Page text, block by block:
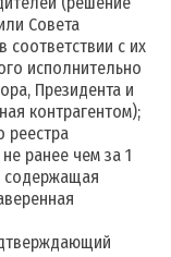
Совета
соответствии с их
исполнительно
Президента и
контрагентом);
реестра
ранее чем за 1
содержащая